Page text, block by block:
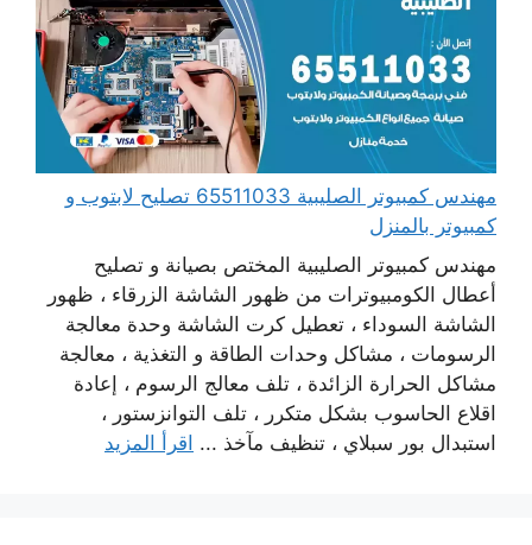
مهندس كمبيوتر الصليبية 65511033 تصليح لابتوب و
كمبيوتر بالمنزل
مهندس كمبيوتر الصليبية المختص بصيانة و تصليح
أعطال الكومبيوترات من ظهور الشاشة الزرقاء ، ظهور
الشاشة السوداء ، تعطيل كرت الشاشة وحدة معالجة
الرسومات ، مشاكل وحدات الطاقة و التغذية ، معالجة
مشاكل الحرارة الزائدة ، تلف معالج الرسوم ، إعادة
اقلاع الحاسوب بشكل متكرر ، تلف التوانزستور ،
استبدال بور سبلاي ، تنظيف مآخذ ... اقرأ المزيد